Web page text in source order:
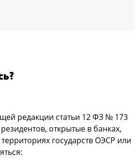
редакции статьи 12 ФЗ № 173
открытые в банках,
государств ОЭСР или